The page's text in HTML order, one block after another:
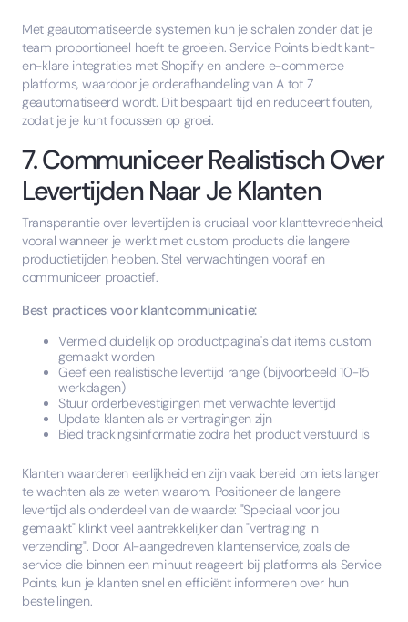
Met geautomatiseerde systemen kun je schalen zonder dat je
team proportioneel hoeft te groeien. Service Points biedt kant-
en-klare integraties met Shopify en andere e-commerce
platforms, waardoor je orderafhandeling van A tot Z
geautomatiseerd wordt. Dit bespaart tijd en reduceert fouten,
zodat je je kunt focussen op groei.
7. Communiceer Realistisch Over
Levertijden Naar Je Klanten
Transparantie over levertijden is cruciaal voor klanttevredenheid,
vooral wanneer je werkt met custom products die langere
productietijden hebben. Stel verwachtingen vooraf en
communiceer proactief.
Best practices voor klantcommunicatie:
Vermeld duidelijk op productpagina's dat items custom
gemaakt worden
Geef een realistische levertijd range (bijvoorbeeld 10-15
werkdagen)
Stuur orderbevestigingen met verwachte levertijd
Update klanten als er vertragingen zijn
Bied trackingsinformatie zodra het product verstuurd is
Klanten waarderen eerlijkheid en zijn vaak bereid om iets langer
te wachten als ze weten waarom. Positioneer de langere
levertijd als onderdeel van de waarde: "Speciaal voor jou
gemaakt" klinkt veel aantrekkelijker dan "vertraging in
verzending". Door AI-aangedreven klantenservice, zoals de
service die binnen een minuut reageert bij platforms als Service
Points, kun je klanten snel en efficiënt informeren over hun
bestellingen.